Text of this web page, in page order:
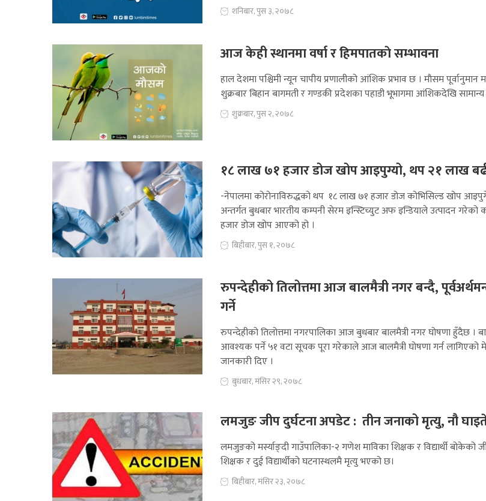
शनिबार, पुस ३, २०७८
आज केही स्थानमा वर्षा र हिमपातकाे सम्भावना
हाल देशमा पश्चिमी न्यून चापीय प्रणालीको आंशिक प्रभाव छ । माैसम पूर्वानुमान
शुक्रबार बिहान बागमती र गण्डकी प्रदेशका पहाडी भूभागमा आंशिकदेखि
शुक्रबार, पुस २, २०७८
१८ लाख ७१ हजार डोज खोप आइपुग्यो, थप २१ लाख
-नेपालमा कोरोनाविरुद्धको थप १८ लाख ७१ हजार डोज कोभिसिल्ड खोप
अन्तर्गत बुधबार भारतीय कम्पनी सेरम इन्स्टिच्युट अफ इन्डियाले उत्पादन
हजार डोज खोप आएको हो ।
बिहीबार, पुस १, २०७८
रुपन्देहीको तिलोत्तमा आज बालमैत्री नगर बन्दै,
गर्ने
रुपन्देहीको तिलोत्तमा नगरपालिका आज बुधबार बालमैत्री नगर घोषणा हुँदैछ ।
आवश्यक पर्ने ५१ वटा सूचक पूरा गरेकाले आज बालमैत्री घोषणा गर्न लागिएको
जानकारी दिए ।
बुधबार, मंसिर २९, २०७८
लमजुङ जीप दुर्घटना अपडेट : तीन जनाको मृत्यु, नौ
लमजुङको मर्स्याङ्दी गाउँपालिका-२ गणेश माविका शिक्षक र विद्यार्थी बोकेको
शिक्षक र दुई विद्यार्थीको घटनास्थलमै मृत्यु भएको छ।
बिहीबार, मंसिर २३, २०७८